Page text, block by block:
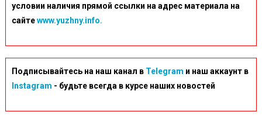
условии наличия прямой ссылки на адрес материала на
сайтеwww.yuzhny.info.
Подписывайтесь на наш канал в Telegram и наш аккаунт в
Instagram - будьте всегда в курсе наших новостей